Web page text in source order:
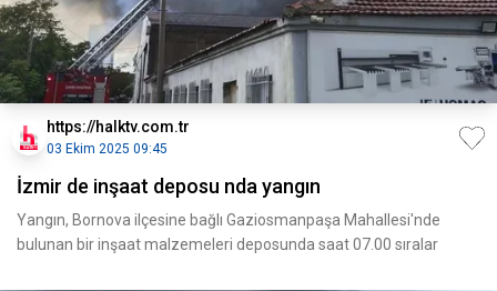
https://halktv.com.tr
03 Ekim 2025 09:45
İzmir de inşaat deposu nda yangın
Yangın, Bornova ilçesine bağlı Gaziosmanpaşa Mahallesi'nde
bulunan bir inşaat malzemeleri deposunda saat 07.00 sıralar